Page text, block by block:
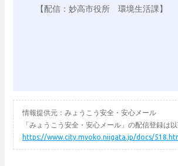
【配信：妙高市役所　環境生活課】
情報提供元：みょうこう安全・安心メール
「みょうこう安全・安心メール」の配信登録は以
https://www.city.myoko.niigata.jp/docs/